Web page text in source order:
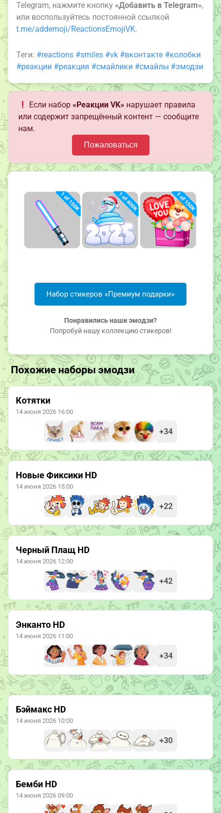
Telegram, нажмите кнопку «Добавить в Telegram»,
или воспользуйтесь постоянной ссылкой
t.me/addemoji/ReactionsEmojiVK.
Теги: #reactions #smiles #vk #вконтакте #колобки
#реакции #реакция #смайлики #смайлы #эмодзи
Если набор«Реакции VK» нарушает правила
или содержит запрещённый контент — сообщите
нам.
Пожаловаться
Набор стикеров «Премиум подарки»
Понравились наши эмодзи?
Попробуй нашу коллекцию стикеров!
Похожие наборы эмодзи
Котятки
14 июня 2026 16:00
+34
Новые Фиксики HD
14 июня 2026 15:00
+22
Черный Плащ HD
14 июня 2026 12:00
+42
Энканто HD
14 июня 2026 11:00
+34
Бэймакс HD
14 июня 2026 10:00
+30
Бемби HD
14 июня 2026 09:00